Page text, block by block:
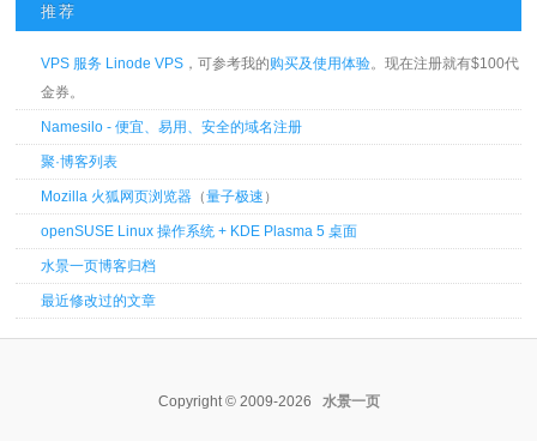
推荐
VPS 服务 Linode VPS ，可参考我的购买及使用体验。现在注册就有$100代
金券。
Namesilo - 便宜、易用、安全的域名注册
聚·博客列表
Mozilla 火狐网页浏览器 （量子极速 ）
openSUSE Linux 操作系统 + KDE Plasma 5 桌面
水景一页博客归档
最近修改过的文章
Copyright © 2009-2026 水景一页